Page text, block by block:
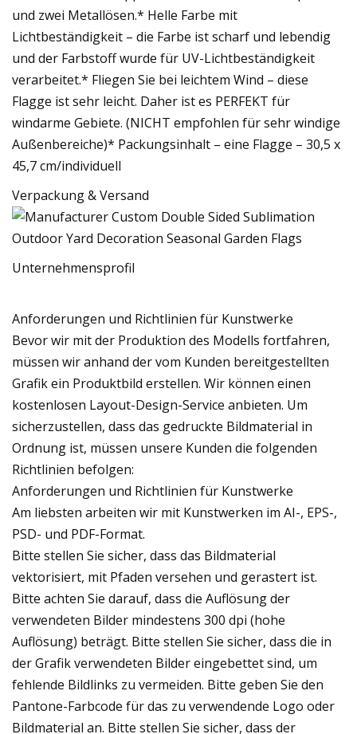
und zwei Metallösen.* Helle Farbe mit
Lichtbeständigkeit – die Farbe ist scharf und lebendig
und der Farbstoff wurde für UV-Lichtbeständigkeit
verarbeitet.* Fliegen Sie bei leichtem Wind – diese
Flagge ist sehr leicht. Daher ist es PERFEKT für
windarme Gebiete. (NICHT empfohlen für sehr windige
Außenbereiche)* Packungsinhalt – eine Flagge – 30,5 x
45,7 cm/individuell
Verpackung & Versand
Unternehmensprofil
Anforderungen und Richtlinien für Kunstwerke
Bevor wir mit der Produktion des Modells fortfahren,
müssen wir anhand der vom Kunden bereitgestellten
Grafik ein Produktbild erstellen. Wir können einen
kostenlosen Layout-Design-Service anbieten. Um
sicherzustellen, dass das gedruckte Bildmaterial in
Ordnung ist, müssen unsere Kunden die folgenden
Richtlinien befolgen:
Anforderungen und Richtlinien für Kunstwerke
Am liebsten arbeiten wir mit Kunstwerken im AI-, EPS-,
PSD- und PDF-Format.
Bitte stellen Sie sicher, dass das Bildmaterial
vektorisiert, mit Pfaden versehen und gerastert ist.
Bitte achten Sie darauf, dass die Auflösung der
verwendeten Bilder mindestens 300 dpi (hohe
Auflösung) beträgt. Bitte stellen Sie sicher, dass die in
der Grafik verwendeten Bilder eingebettet sind, um
fehlende Bildlinks zu vermeiden. Bitte geben Sie den
Pantone-Farbcode für das zu verwendende Logo oder
Bildmaterial an. Bitte stellen Sie sicher, dass der